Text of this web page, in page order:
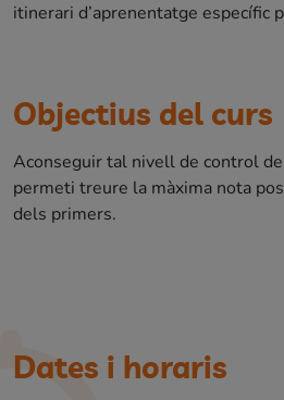
itinerari d’aprenentatge específic
Objectius del curs
Aconseguir tal nivell de control
permeti treure la màxima nota
dels primers.
Dates i horaris